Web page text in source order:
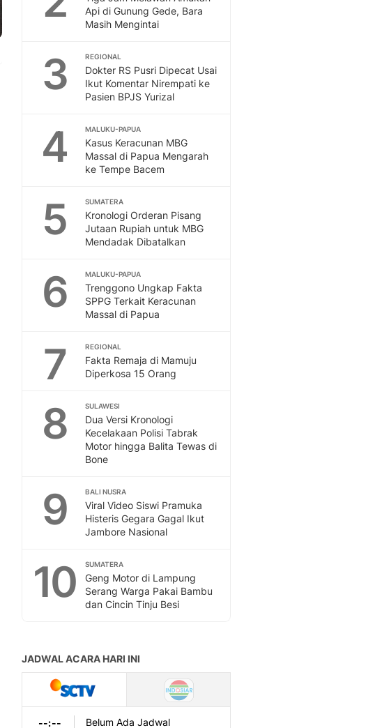
Api di Gunung Gede, Bara
Masih Mengintai
3 REGIONAL
Dokter RS Pusri Dipecat Usai
Ikut Komentar Nirempati ke
Pasien BPJS Yurizal
4 MALUKU-PAPUA
Kasus Keracunan MBG
Massal di Papua Mengarah
ke Tempe Bacem
5 SUMATERA
Kronologi Orderan Pisang
Jutaan Rupiah untuk MBG
Mendadak Dibatalkan
6 MALUKU-PAPUA
Trenggono Ungkap Fakta
SPPG Terkait Keracunan
Massal di Papua
7 REGIONAL
Fakta Remaja di Mamuju
Diperkosa 15 Orang
8 SULAWESI
Dua Versi Kronologi
Kecelakaan Polisi Tabrak
Motor hingga Balita Tewas di
Bone
9 BALI NUSRA
Viral Video Siswi Pramuka
Histeris Gegara Gagal Ikut
Jambore Nasional
10 SUMATERA
Geng Motor di Lampung
Serang Warga Pakai Bambu
dan Cincin Tinju Besi